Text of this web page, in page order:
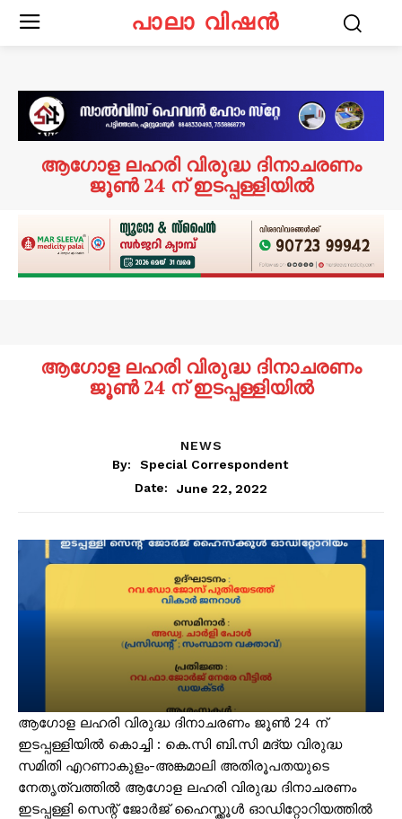
പാലാ വിഷൻ
ആഗോള ലഹരി വിരുദ്ധ ദിനാചരണം
ജൂൺ 24 ന് ഇടപ്പള്ളിയിൽ
ആഗോള ലഹരി വിരുദ്ധ ദിനാചരണം
ജൂൺ 24 ന് ഇടപ്പള്ളിയിൽ
NEWS
By:
Special Correspondent
Date:
June 22, 2022
ആഗോള ലഹരി വിരുദ്ധ ദിനാചരണം ജൂൺ 24 ന്
ഇടപ്പള്ളിയിൽ കൊച്ചി : കെ.സി ബി.സി മദ്യ വിരുദ്ധ
സമിതി എറണാകുളം-അങ്കമാലി അതിരൂപതയുടെ
നേതൃത്വത്തിൽ ആഗോള ലഹരി വിരുദ്ധ ദിനാചരണം
ഇടപ്പള്ളി സെന്റ് ജോർജ് ഹൈസ്ക്കൂൾ ഓഡിറ്റോറിയത്തിൽ